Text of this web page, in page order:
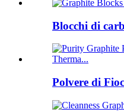
Blocchi di
Polvere di